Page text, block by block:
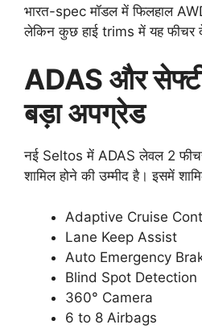
भारत-spec मॉडल में फिलहाल
लेकिन कुछ हाई trims में यह फीचर
ADAS और
बड़ा अपग्रेड
नई Seltos में ADAS लेवल 2
शामिल होने की उम्मीद है। इसमें
Adaptive Cruise
Lane Keep Assist
Auto Emergency
Blind Spot Detection
360° Camera
6 to 8 Airbags